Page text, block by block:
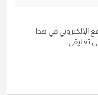
الإلكتروني في هذا
تعليقي.